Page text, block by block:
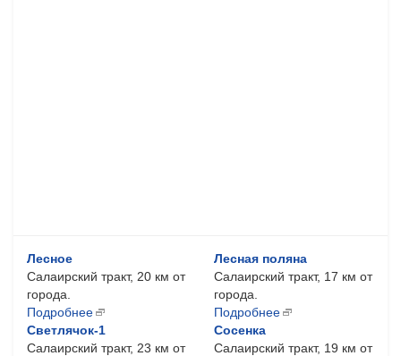
Лесное
Салаирский тракт, 20 км от
города.
Подробнее
Лесная поляна
Салаирский тракт, 17 км от
города.
Подробнее
Светлячок-1
Салаирский тракт, 23 км от
Сосенка
Салаирский тракт, 19 км от